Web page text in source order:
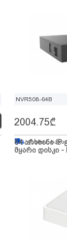
NVR508-64B
64 არხიანი IP
მყარი დისკი -
2004.75₾
გზაშია,